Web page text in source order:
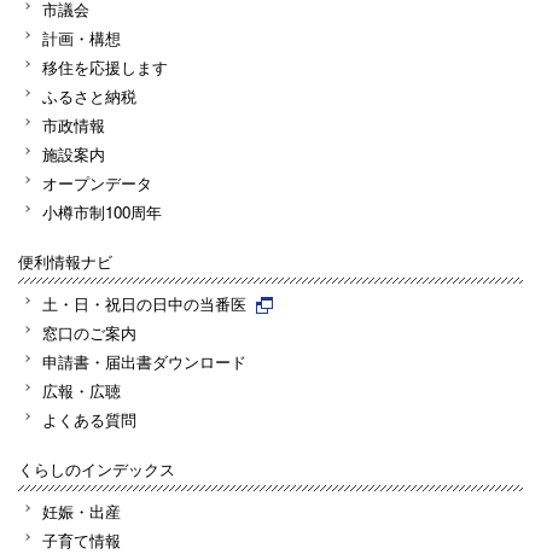
市議会
計画・構想
移住を応援します
ふるさと納税
市政情報
施設案内
オープンデータ
小樽市制100周年
便利情報ナビ
土・日・祝日の日中の当番医
窓口のご案内
申請書・届出書ダウンロード
広報・広聴
よくある質問
くらしのインデックス
妊娠・出産
子育て情報